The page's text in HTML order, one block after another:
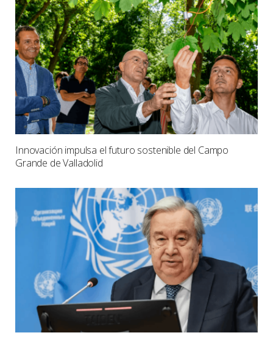
Innovación impulsa el futuro sostenible del Campo
Grande de Valladolid